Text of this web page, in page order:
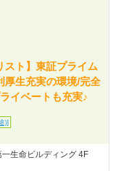
スト】東証プライム
厚生充実の環境/完全
イベートも充実♪
)]
生命ビルディング 4F